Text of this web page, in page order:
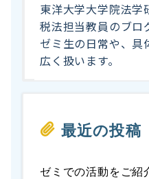
東洋大学大学院法学
税法担当教員のブロ
ゼミ生の日常や、具
広く扱います。
最近の投稿
ゼミでの活動をご紹